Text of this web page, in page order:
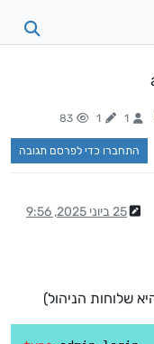
1
1
83
התחברו כדי לפרסם תגובה
25 ביוני 2025, 9:56